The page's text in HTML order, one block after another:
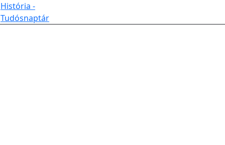
História -
Tudósnaptár